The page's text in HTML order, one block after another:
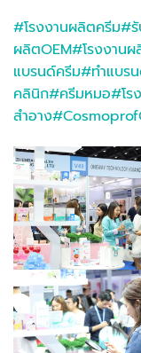
#โรงงานผลิตครีม#
ผลิตOEM#โรงงานผ
แบรนด์ครีม#ทำแบร
คลินิก#ครีมหมอ#โร
สำอาง